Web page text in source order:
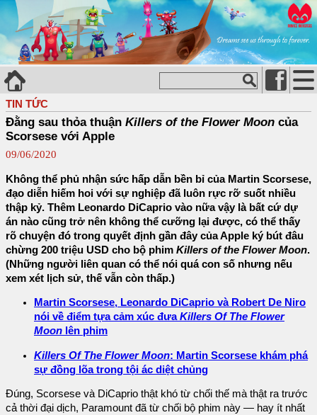
TIN TỨC
Đằng sau thỏa thuận Killers of the Flower Moon của
Scorsese với Apple
09/06/2020
Không thể phủ nhận sức hấp dẫn bền bỉ của Martin Scorsese,
đạo diễn hiếm hoi với sự nghiệp đã luôn rực rỡ suốt nhiều
thập kỷ. Thêm Leonardo DiCaprio vào nữa vậy là bất cứ dự
án nào cũng trở nên không thể cưỡng lại được, có thể thấy
rõ chuyện đó trong quyết định gần đây của Apple ký bút đâu
chừng 200 triệu USD cho bộ phim Killers of the Flower Moon.
(Những người liên quan có thể nói quá con số nhưng nếu
xem xét lịch sử, thế vẫn còn thấp.)
Martin Scorsese, Leonardo DiCaprio và Robert De Niro
nói về điểm tựa cảm xúc đưaKillers Of The Flower
Moon lên phim
Killers Of The Flower Moon: Martin Scorsese khám phá
sự đồng lõa trong tội ác diệt chủng
Đúng, Scorsese và DiCaprio thật khó từ chối thế mà thật ra trước
cả thời đại dịch, Paramount đã từ chối bộ phim này — hay ít nhất